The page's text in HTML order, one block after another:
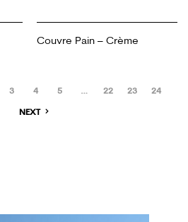
Couvre Pain – Crème
3 4 5 … 22 23
24
NEXT